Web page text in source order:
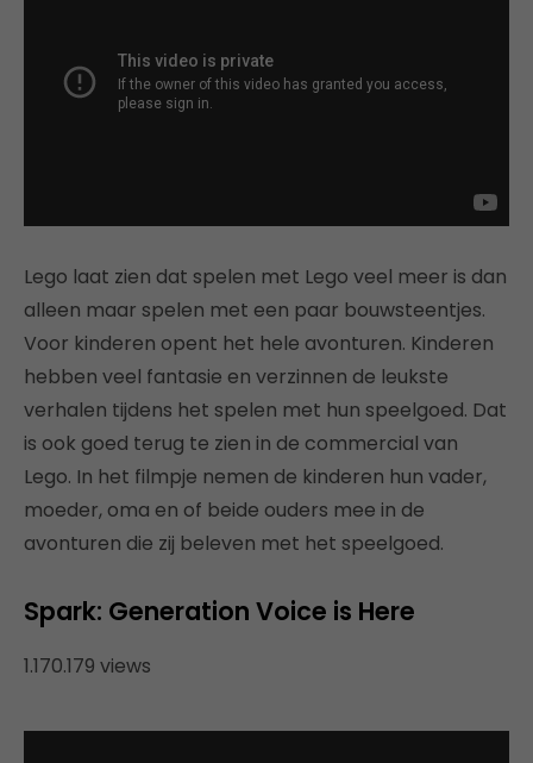
Lego laat zien dat spelen met Lego veel meer is dan
alleen maar spelen met een paar bouwsteentjes.
Voor kinderen opent het hele avonturen. Kinderen
hebben veel fantasie en verzinnen de leukste
verhalen tijdens het spelen met hun speelgoed. Dat
is ook goed terug te zien in de commercial van
Lego. In het filmpje nemen de kinderen hun vader,
moeder, oma en of beide ouders mee in de
avonturen die zij beleven met het speelgoed.
Spark: Generation Voice is Here
1.170.179 views